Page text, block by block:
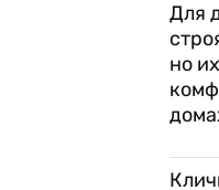
Для
но